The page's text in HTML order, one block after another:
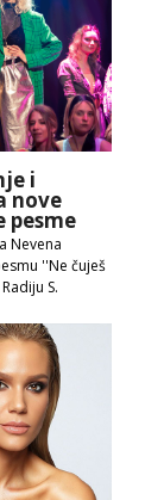
i
nove
pesme
Nevena
''Ne čuješ
S.